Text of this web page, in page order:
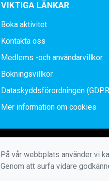
VIKTIGA LÄNKAR
Boka aktivitet
Kontakta oss
Medlems -och användarvillkor
Bokningsvillkor
Dataskyddsförordningen
Mer information om cookies
På vår webbplats använder vi
Genom att surfa vidare